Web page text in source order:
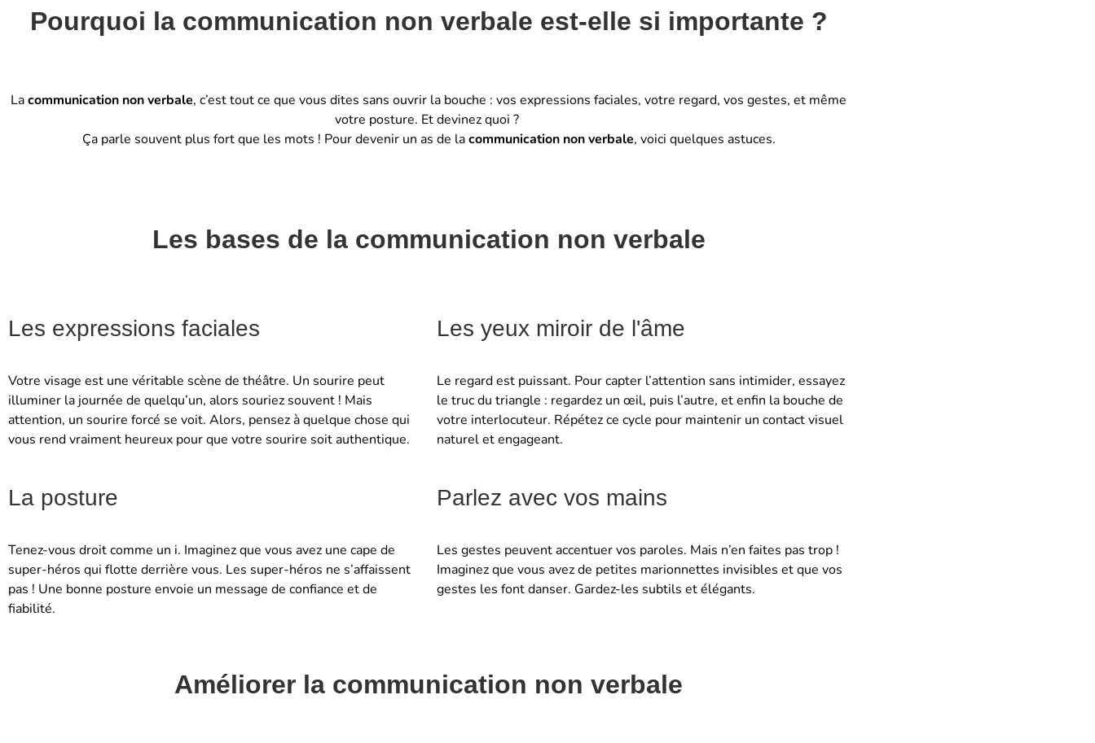
Pourquoi la communication non verbale est-elle si importante ?
Lacommunication non verbale, c’est tout ce que vous dites sans ouvrir la bouche : vos expressions faciales, votre regard, vos gestes, et même
votre posture. Et devinez quoi ?
Ça parle souvent plus fort que les mots ! Pour devenir un as de lacommunication non verbale, voici quelques astuces.
Les bases de la communication non verbale
Les expressions faciales
Votre visage est une véritable scène de théâtre. Un sourire peut
illuminer la journée de quelqu’un, alors souriez souvent ! Mais
attention, un sourire forcé se voit. Alors, pensez à quelque chose qui
vous rend vraiment heureux pour que votre sourire soit authentique.
La posture
Tenez-vous droit comme un i. Imaginez que vous avez une cape de
super-héros qui flotte derrière vous. Les super-héros ne s’affaissent
pas ! Une bonne posture envoie un message de confiance et de
fiabilité.
Les yeux miroir de l'âme
Le regard est puissant. Pour capter l’attention sans intimider, essayez
le truc du triangle : regardez un œil, puis l’autre, et enfin la bouche de
votre interlocuteur. Répétez ce cycle pour maintenir un contact visuel
naturel et engageant.
Parlez avec vos mains
Les gestes peuvent accentuer vos paroles. Mais n’en faites pas trop !
Imaginez que vous avez de petites marionnettes invisibles et que vos
gestes les font danser. Gardez-les subtils et élégants.
Améliorer la communication non verbale